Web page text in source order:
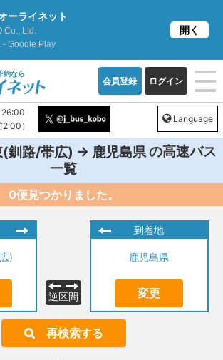
約なら
会員登録 ログイン
2:00）
Language
(釧路/帯広) → 鹿児島県の高速バス
一覧
0便見つかりました。
)
逆区間
到着地
鹿児島県
変更
再検索する
ーライネット
Co., Ltd.
- Google Play
開く